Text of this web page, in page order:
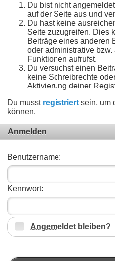
Du bist nicht
auf der Seite aus und
Du hast keine
Seite zuzugreifen. Dies
Beiträge eines anderen
oder administrative
Funktionen aufrufst.
Du versuchst einen
keine Schreibrechte
Aktivierung deiner
Du musst registriert sein, um
können.
Anmelden
Benutzername:
Kennwort:
Angemeldet bleiben?